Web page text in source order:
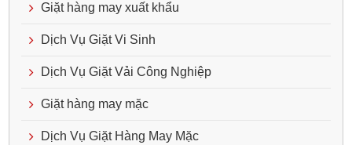
Giặt hàng may xuất khẩu
Dịch Vụ Giặt Vi Sinh
Dịch Vụ Giặt Vải Công Nghiệp
Giặt hàng may mặc
Dịch Vụ Giặt Hàng May Mặc